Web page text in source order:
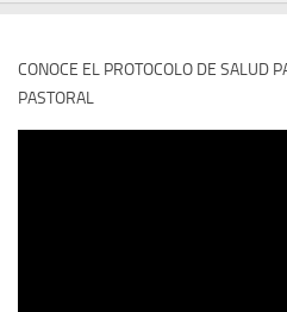
CONOCE EL PROTOCOLO DE SALUD
PASTORAL